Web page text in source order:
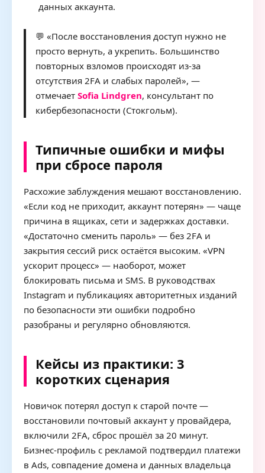
данных аккаунта.
💬 «После восстановления доступ нужно не
просто вернуть, а укрепить. Большинство
повторных взломов происходят из-за
отсутствия 2FA и слабых паролей», —
отмечает Sofia Lindgren, консультант по
кибербезопасности (Стокгольм).
Типичные ошибки и мифы
при сбросе пароля
Расхожие заблуждения мешают восстановлению.
«Если код не приходит, аккаунт потерян» — чаще
причина в ящиках, сети и задержках доставки.
«Достаточно сменить пароль» — без 2FA и
закрытия сессий риск остаётся высоким. «VPN
ускорит процесс» — наоборот, может
блокировать письма и SMS. В руководствах
Instagram и публикациях авторитетных изданий
по безопасности эти ошибки подробно
разобраны и регулярно обновляются.
Кейсы из практики: 3
коротких сценария
Новичок потерял доступ к старой почте —
восстановили почтовый аккаунт у провайдера,
включили 2FA, сброс прошёл за 20 минут.
Бизнес-профиль с рекламой подтвердил платежи
в Ads, совпадение домена и данных владельца